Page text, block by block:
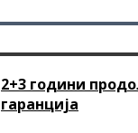
2+3 години
гаранција